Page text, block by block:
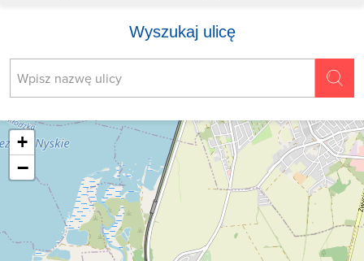
Wyszukaj ulicę
+
−